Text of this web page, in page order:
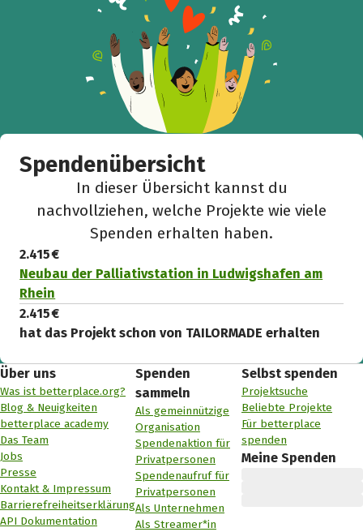
Spendenübersicht
In dieser Übersicht kannst du
nachvollziehen, welche Projekte wie viele
Spenden erhalten haben.
2.415 €
Neubau der Palliativstation in Ludwigshafen am
Rhein
2.415 €
hat das Projekt schon von TAILORMADE erhalten
Über uns
Was ist betterplace.org?
Blog & Neuigkeiten
betterplace academy
Das Team
Jobs
Presse
Kontakt & Impressum
Barrierefreiheitserklärung
API Dokumentation
Spenden
sammeln
Als gemeinnützige
Organisation
Spendenaktion für
Privatpersonen
Spendenaufruf für
Privatpersonen
Als Unternehmen
Als Streamer*in
Selbst spenden
Projektsuche
Beliebte Projekte
Für betterplace
spenden
Meine Spenden